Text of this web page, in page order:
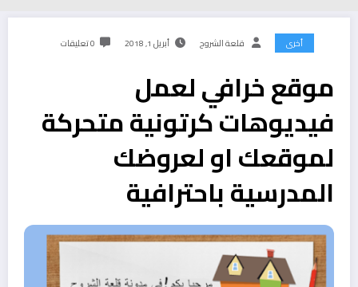
أخرى قلعة الشروح أبريل 1, 2018 0 تعليقات
موقع خرافي لعمل
فيديوهات كرتونية متحركة
لموقعك او لعروضك
المدرسية باحترافية